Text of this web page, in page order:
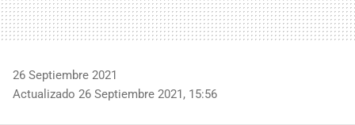
26 Septiembre 2021
Actualizado 26 Septiembre 2021, 15:56